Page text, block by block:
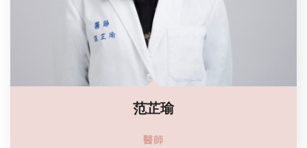
范芷瑜
醫師